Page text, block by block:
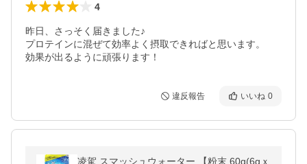
4
昨日、さっそく届きました♪
プロテインに混ぜて効率よく摂取できればと思います。
効果が出るように頑張ります！
違反報告 いいね 0
凌駕 スマッシュウォーター 【粉末 60g(6gｘ